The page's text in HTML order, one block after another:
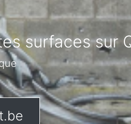
surfaces sur